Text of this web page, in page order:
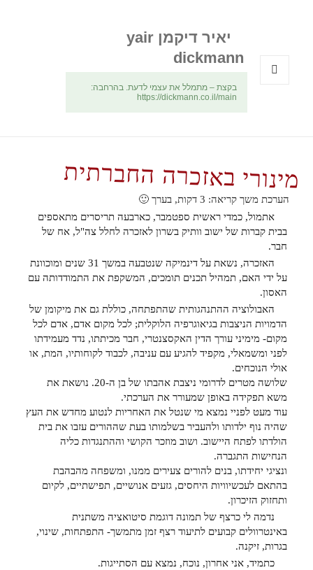
יאיר דיקמן yair
dickmann
בקצת – מתמלל את עצמי לדעת. בהרחבה:
https://dickmann.co.il/main
מינורי באזכרה החברתית
הערכת משך קריאה: 3 דקות, בערך 🙂
אתמול, כמדי ראשית ספטמבר, כארבעה תריסרים מתאספים
בבית קברות של ישוב וותיק בשרון לאזכרה לחלל צה"ל, אח של
חבר.
האזכרה, נשאת על דינמיקה שנטבעה במשך 31 שנים ומוכוונת
על ידי האם, תמהיל תכנים תומכים, המשקפת את התמודדותה עם
האסון.
האבולוציה ההתנהגותית שהתפתחה, כוללת גם את מיקומן של
הדמויות הניצבות בגיאוגרפיה הלוקלית; לכל מקום אדם, אדם לכל
מקום- מימיני עורך הדין האקסצנטרי, חבר מכיתתו, נדד מעמידתו
לפני ומשמאלי, מקפיד להגיע עם עניבה, לכבוד לקוחותיו, המת, או
אולי הנוכחים.
שלושה מטרים לדרומי ניצבת אהבתו של בן ה-20. נושאת את
משא תפקידה באופן שמעורר את הערכתי.
עוד מעט לפניי נמצא מי שנטל את האחריות לנטוע מחדש את העץ
שהיה נוף ילדותו ולהעביר בשלמותו בעת שההורים עזבו את בית
הולדתו לפתח היישוב. ושוב מוזכר הקושי וההתנגדות כליה
הנחישות התגברה.
ונציגי יחידתו, בנים להורים צעירים ממנו, ומשפחה מהבהבת
בהתאם לעכשיוויות היחסים, גזעים אנושיים, תפישתיים, לקיום
ותחזוק הזיכרון.
נדמה לי כרצף של תמונה דוגמת סיטואציה משתנית
באינטרוולים קבועים לתיעוד רצף זמן מתמשך- התפתחות, שינוי,
בגרות, זיקנה.
כתמיד, אני אחרון, נוכח, נמצא עם הסתייגות.